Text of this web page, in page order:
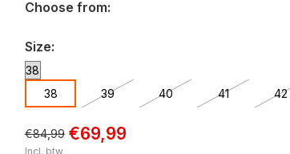
Choose from:
Size:
38 39 40 41 42
€84,99 €69,99
Incl. btw